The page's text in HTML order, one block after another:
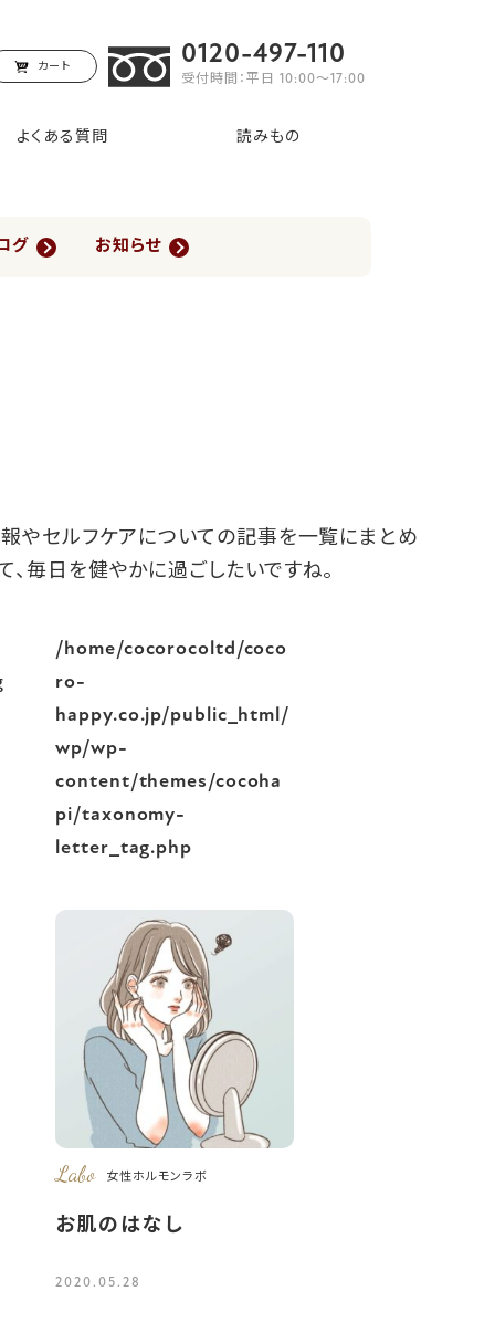
カート 0120-497-110
受付時間：平日 10:00〜17:00
よくある質問 読みもの
グ お知らせ
やセルフケアについての記事を一覧にまとめ
毎日を健やかに過ごしたいですね。
/home/cocorocoltd/coco
ro-
happy.co.jp/public_html/
wp/wp-
content/themes/cocoha
pi/taxonomy-
letter_tag.php
Labo 女性ホルモンラボ
お肌のはなし
2020.05.28